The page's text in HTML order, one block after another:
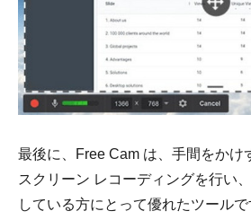
最後に、Free Cam は、手間をかけ
スクリーン レコーディングを行い
している方にとって優れたツール